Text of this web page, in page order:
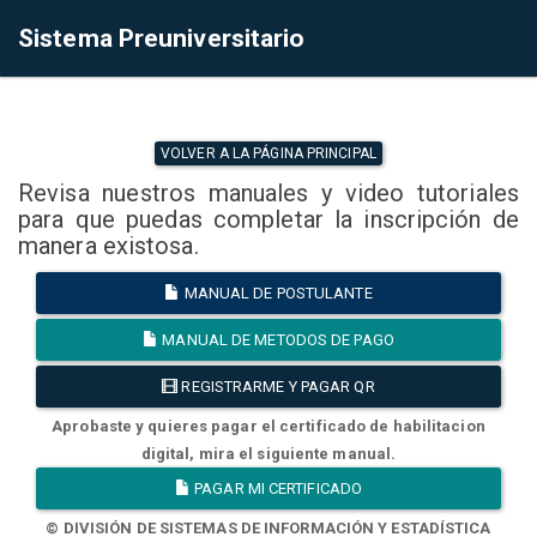
Sistema Preuniversitario
VOLVER A LA PÁGINA PRINCIPAL
Revisa nuestros manuales y video tutoriales
para que puedas completar la inscripción de
manera existosa.
MANUAL DE POSTULANTE
MANUAL DE METODOS DE PAGO
REGISTRARME Y PAGAR QR
Aprobaste y quieres pagar el certificado de habilitacion
digital, mira el siguiente manual.
PAGAR MI CERTIFICADO
© DIVISIÓN DE SISTEMAS DE INFORMACIÓN Y ESTADÍSTICA